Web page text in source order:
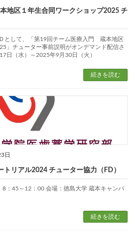
地区１年生合同ワークショップ2025 チ
として、「第19回チーム医療入門 蔵本地区
」チューター事前説明がオンデマンド配信さ
日（水）～2025年9月30日（火）
続きを読む
日
リアル2024 チューター協力（FD）
：45～12：00 会場：徳島大学 蔵本キャンパ
続きを読む